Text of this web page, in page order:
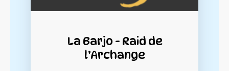
La Barjo - Raid de
l’Archange